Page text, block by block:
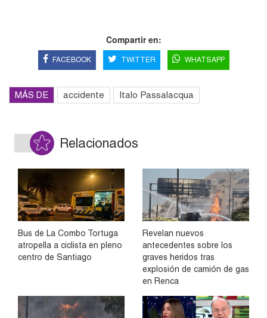
Compartir en:
FACEBOOK TWITTER WHATSAPP
MÁS DE accidente Italo Passalacqua
Relacionados
Bus de La Combo Tortuga
atropella a ciclista en pleno
centro de Santiago
Revelan nuevos
antecedentes sobre los
graves heridos tras
explosión de camión de gas
en Renca